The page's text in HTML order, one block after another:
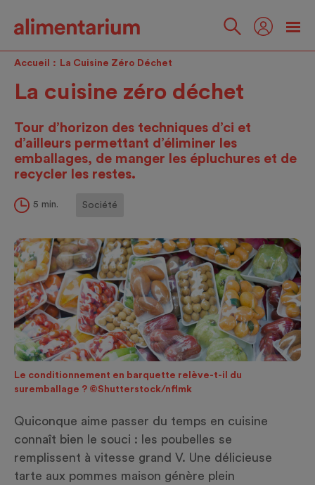
content
Suivez-
nous
Accueil La Cuisine Zéro Déchet
La cuisine zéro déchet
Tour d’horizon des techniques d’ci et
d’ailleurs permettant d’éliminer les
emballages, de manger les épluchures et de
recycler les restes.
5 min. Société
Le conditionnement en barquette relève-t-il du
suremballage ? ©Shutterstock/nflmk
Quiconque aime passer du temps en cuisine
connaît bien le souci : les poubelles se
remplissent à vitesse grand V. Une délicieuse
tarte aux pommes maison génère plein